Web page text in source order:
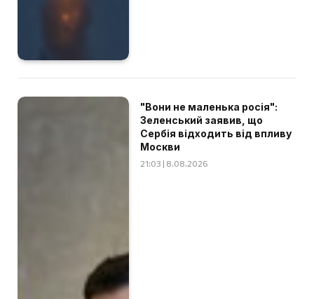
"Вони не маленька росія":
Зеленський заявив, що
Сербія відходить від впливу
Москви
21:03 | 8.08.2026